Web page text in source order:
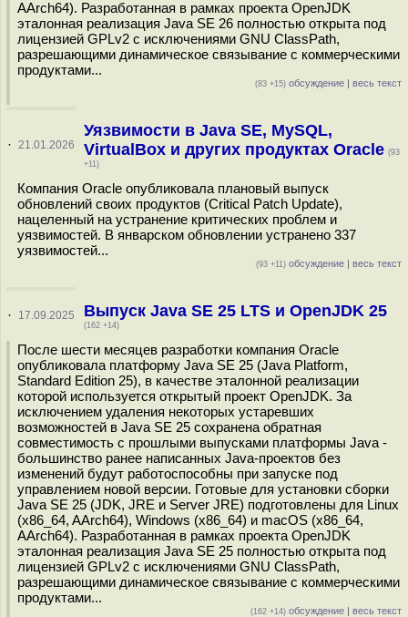
AArch64). Разработанная в рамках проекта OpenJDK
эталонная реализация Java SE 26 полностью открыта под
лицензией GPLv2 с исключениями GNU ClassPath,
разрешающими динамическое связывание с коммерческими
продуктами...
(83 +15) обсуждение | весь текст
· 21.01.2026
Уязвимости в Java SE, MySQL,
VirtualBox и других продуктах Oracle (93
+11)
Компания Oracle опубликовала плановый выпуск
обновлений своих продуктов (Critical Patch Update),
нацеленный на устранение критических проблем и
уязвимостей. В январском обновлении устранено 337
уязвимостей...
(93 +11) обсуждение | весь текст
· 17.09.2025 Выпуск Java SE 25 LTS и OpenJDK 25
(162 +14)
После шести месяцев разработки компания Oracle
опубликовала платформу Java SE 25 (Java Platform,
Standard Edition 25), в качестве эталонной реализации
которой используется открытый проект OpenJDK. За
исключением удаления некоторых устаревших
возможностей в Java SE 25 сохранена обратная
совместимость с прошлыми выпусками платформы Java -
большинство ранее написанных Java-проектов без
изменений будут работоспособны при запуске под
управлением новой версии. Готовые для установки сборки
Java SE 25 (JDK, JRE и Server JRE) подготовлены для Linux
(x86_64, AArch64), Windows (x86_64) и macOS (x86_64,
AArch64). Разработанная в рамках проекта OpenJDK
эталонная реализация Java SE 25 полностью открыта под
лицензией GPLv2 с исключениями GNU ClassPath,
разрешающими динамическое связывание с коммерческими
продуктами...
(162 +14) обсуждение | весь текст